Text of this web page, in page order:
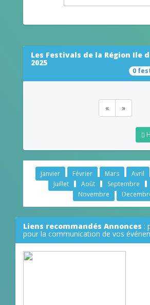
Les Festivals de la Région Ile
2025
0
« »
Janvier Février Mars Avril
Juillet
Août Septembre
Novembre
Liens recommandés Annonces :
pour la communication de vos